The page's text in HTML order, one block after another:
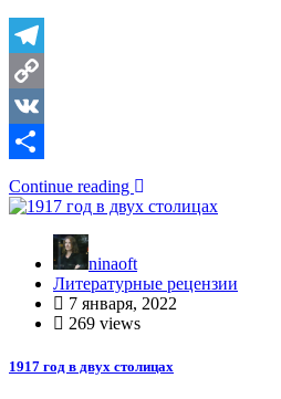
Telegram
Copy
Link
VK
Отправить
Continue reading
ninaoft
Литературные рецензии
7 января, 2022
269 views
1917 год в двух столицах